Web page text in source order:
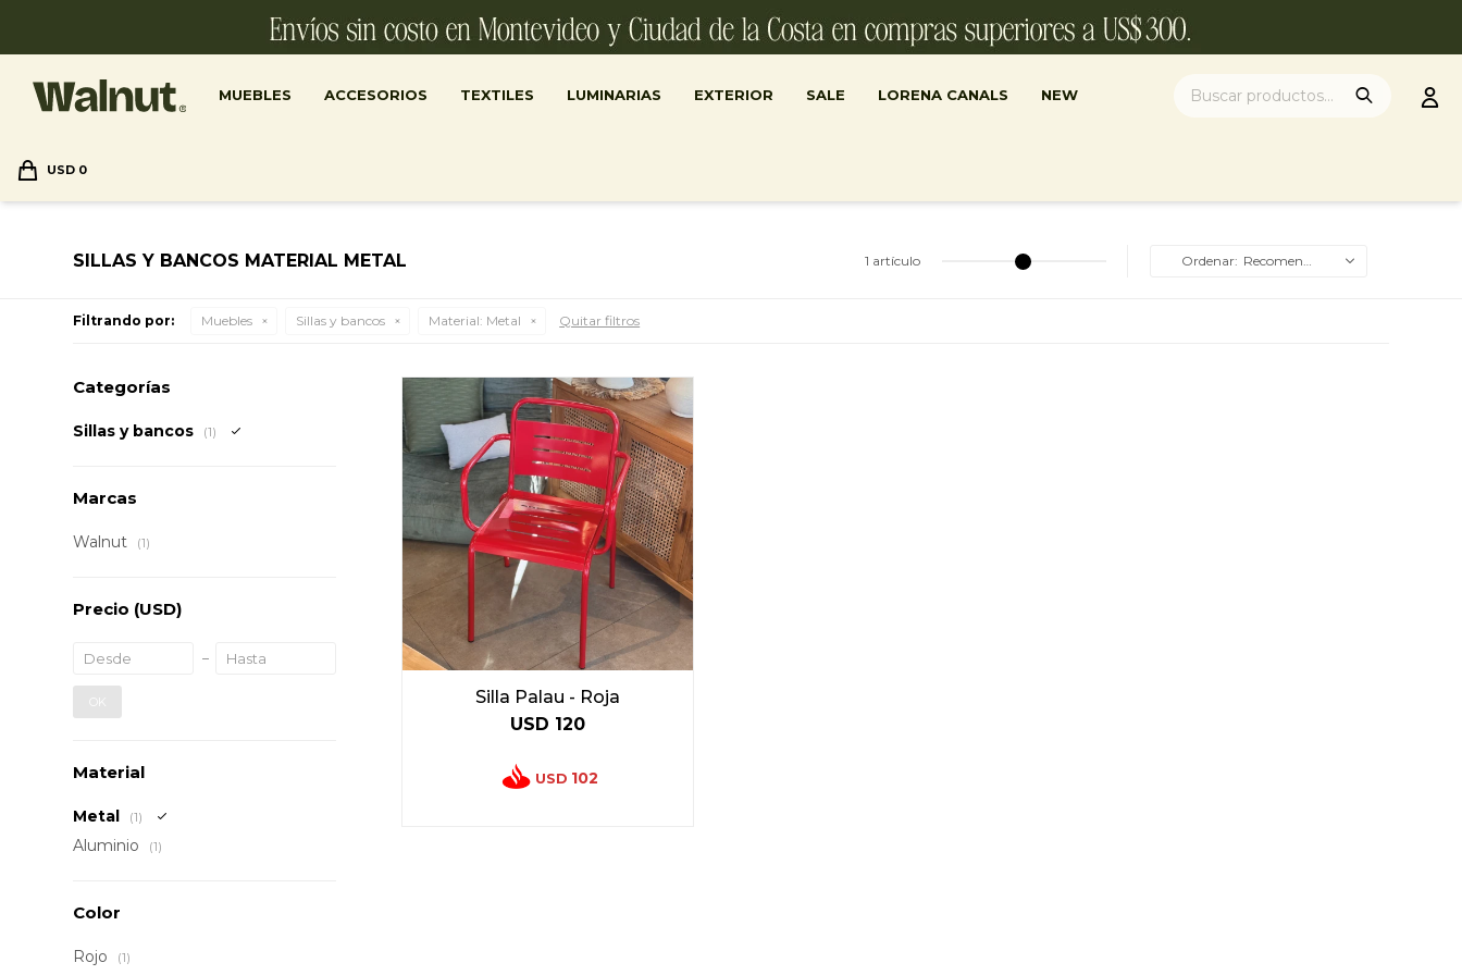
MUEBLES ACCESORIOS TEXTILES LUMINARIAS EXTERIOR SALE LORENA CANALS NEW
USD 0
SILLAS Y BANCOS MATERIAL METAL 1 artículo Recomendados
Filtrando por: Muebles Sillas y bancos Material: Metal Quitar filtros
Silla Palau - Roja
USD 120
USD 102
Categorías
Sillas y bancos (1)
Marcas
Walnut (1)
Precio (USD)
OK
Material
Metal (1)
Aluminio (1)
Color
Rojo (1)